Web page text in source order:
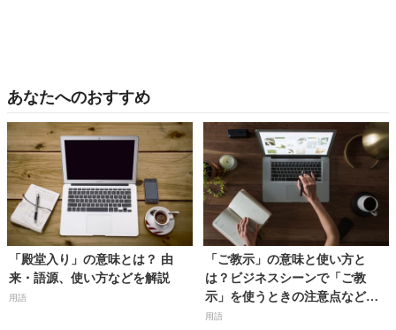
あなたへのおすすめ
「殿堂入り」の意味とは？ 由
来・語源、使い方などを解説
用語
「ご教示」の意味と使い方と
は？ビジネスシーンで「ご教
示」を使うときの注意点などを
解説
用語